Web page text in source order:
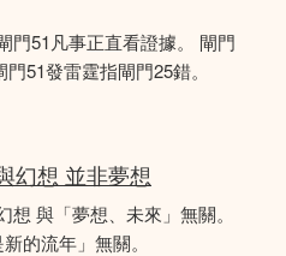
門51凡事正直看證據。 閘門
51發雷霆指閘門25錯。
幻想 並非夢想
與「夢想、未來」無關。
的流年」無關。